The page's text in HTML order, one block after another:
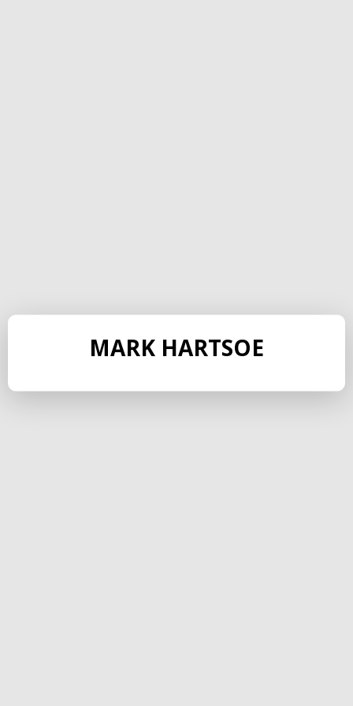
MARK HARTSOE